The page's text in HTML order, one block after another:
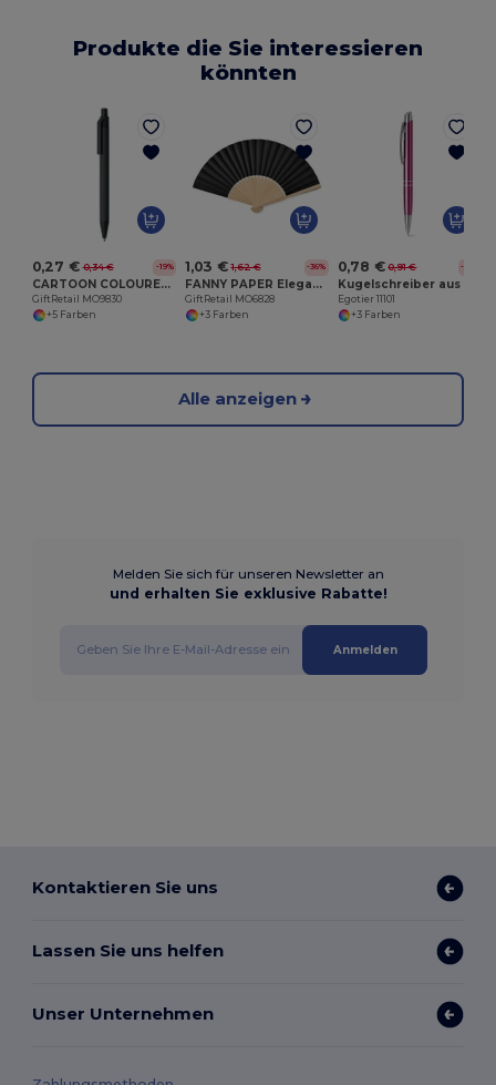
Produkte die Sie interessieren
könnten
0,27 € 0,34 € -19%
CARTOON COLOURED Kugelschreiber Papier/Mais PLA
GiftRetail MO9830
+5 Farben
1,03 € 1,62 € -36%
FANNY PAPER Eleganter Bambus Handfächer aus Papierstoff
GiftRetail MO6828
+3 Farben
0,78 € 0,91 € -15%
Egotier 11101
+3 Farben
Alle anzeigen
Melden Sie sich für unseren Newsletter an
und erhalten Sie exklusive Rabatte!
Anmelden
Kontaktieren Sie uns
Lassen Sie uns helfen
Unser Unternehmen